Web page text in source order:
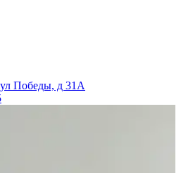
Победы, д 31А